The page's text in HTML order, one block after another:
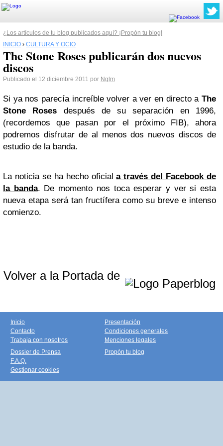
¿Los artículos de tu blog publicados aquí? ¡Propón tu blog!
INICIO › CULTURA Y OCIO
The Stone Roses publicarán dos nuevos
discos
Publicado el 12 diciembre 2011 por Nglm
Si ya nos parecía increíble volver a ver en directo a The
Stone Roses después de su separación en 1996,
(recordemos que pasan por el próximo FIB), ahora
podremos disfrutar de al menos dos nuevos discos de
estudio de la banda.
La noticia se ha hecho oficial a través del Facebook de
la banda. De momento nos toca esperar y ver si esta
nueva etapa será tan fructífera como su breve e intenso
comienzo.
Volver a la Portada de
Inicio
Contacto
Trabaja con nosotros
Presentación
Condiciones generales
Menciones legales
Dossier de Prensa
F.A.Q.
Gestionar cookies
Propón tu blog